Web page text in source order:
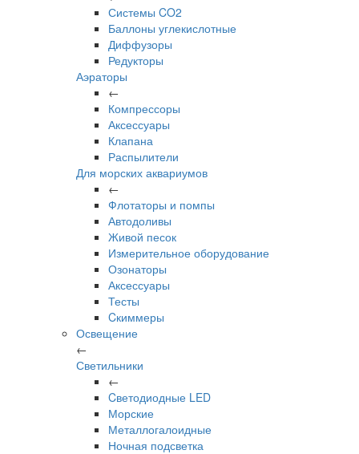
Системы CO2
Баллоны углекислотные
Диффузоры
Редукторы
Аэраторы
←
Компрессоры
Аксессуары
Клапана
Распылители
Для морских аквариумов
←
Флотаторы и помпы
Автодоливы
Живой песок
Измерительное оборудование
Озонаторы
Аксессуары
Тесты
Cкиммеры
Освещение
←
Светильники
←
Cветодиодные LED
Морские
Металлогалоидные
Ночная подсветка